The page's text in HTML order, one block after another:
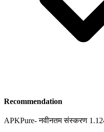
Recommendation
APKPure-नवीनतम संस्करण